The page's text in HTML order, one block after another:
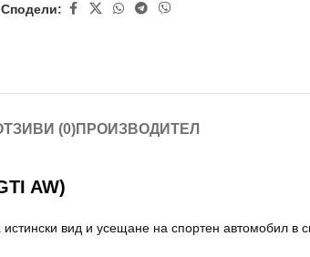
Сподели:
(0)ПРОИЗВОДИТЕЛ
AW)
вид и усещане на спортен автомобил